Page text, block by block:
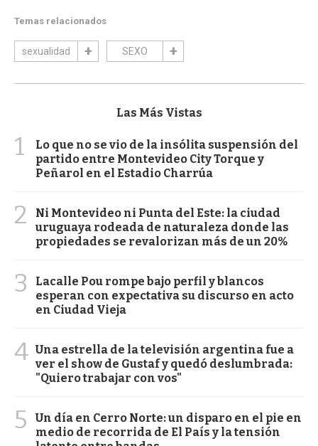
Temas relacionados
sexualidad SEXO
Las Más Vistas
1
Lo que no se vio de la insólita suspensión del
partido entre Montevideo City Torque y
Peñarol en el Estadio Charrúa
2
Ni Montevideo ni Punta del Este: la ciudad
uruguaya rodeada de naturaleza donde las
propiedades se revalorizan más de un 20%
3
Lacalle Pou rompe bajo perfil y blancos
esperan con expectativa su discurso en acto
en Ciudad Vieja
4 Una estrella de la televisión argentina fue a
ver el show de Gustaf y quedó deslumbrada:
"Quiero trabajar con vos"
5
Un día en Cerro Norte: un disparo en el pie en
medio de recorrida de El País y la tensión